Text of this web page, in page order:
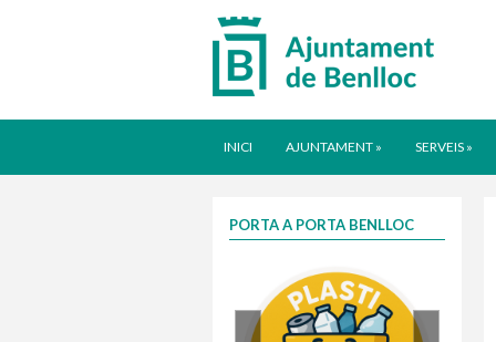
INICI AJUNTAMENT » SERVEIS »
PORTA A PORTA BENLLOC